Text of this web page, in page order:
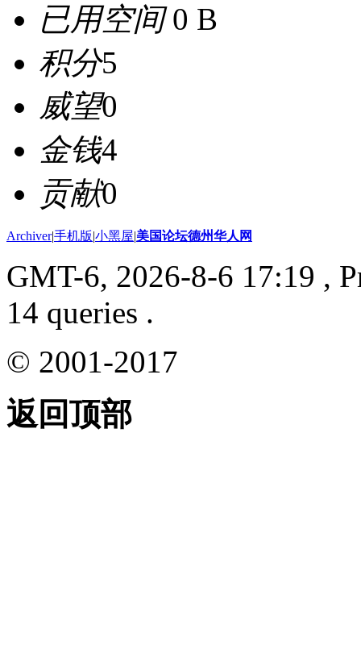
已用空间0 B
积分5
威望0
金钱4
贡献0
Archiver|手机版|小黑屋|美国论坛德州华人网
GMT-6, 2026-8-6 17:19 ,
14 queries .
© 2001-2017
返回顶部